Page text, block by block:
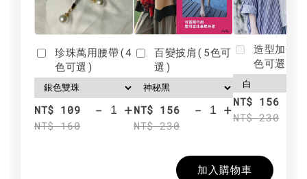
珍珠萬用腰帶(4
色可選)
NT$ 109
NT$ 160
- +
百變披肩(5色可
選)
NT$ 156
NT$ 230
- +
造型加分
色可選)
NT$ 156
NT$ 230
加入購物車